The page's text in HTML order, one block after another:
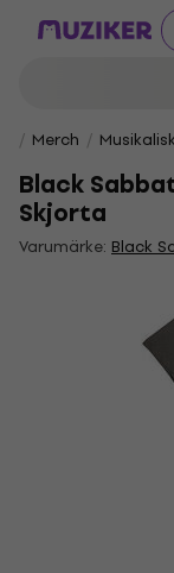
Merch
Black
Skjorta
Varumärke: Black